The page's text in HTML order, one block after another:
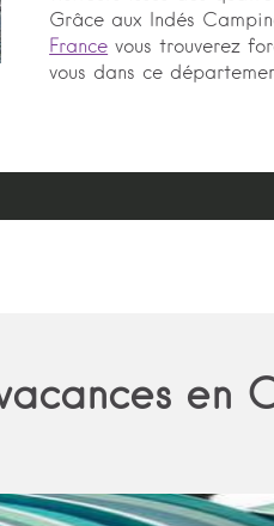
Grâce aux Indés
France vous trouverez
vous dans ce
en